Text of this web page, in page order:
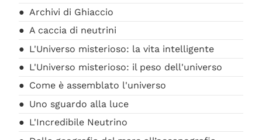
Archivi di Ghiaccio
A caccia di neutrini
L'Universo misterioso: la vita intelligente
L'Universo misterioso: il peso dell'universo
Come è assemblato l'universo
Uno sguardo alla luce
L'Incredibile Neutrino